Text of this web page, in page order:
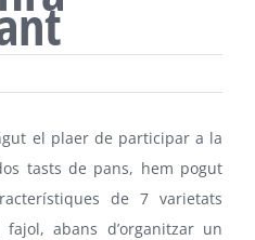
el plaer de participar a la
tasts de pans, hem pogut
de 7 varietats
abans d’organitzar un